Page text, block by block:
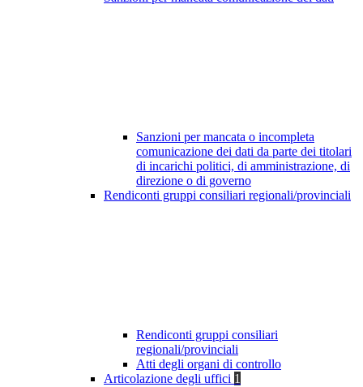
Sanzioni per mancata o incompleta
comunicazione dei dati da parte dei titolari
di incarichi politici, di amministrazione, di
direzione o di governo
Rendiconti gruppi consiliari regionali/provinciali
Rendiconti gruppi consiliari
regionali/provinciali
Atti degli organi di controllo
Articolazione degli uffici 1